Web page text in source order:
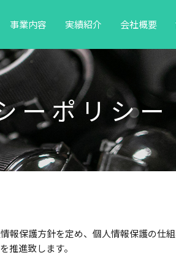
事業内容 実績紹介 会社概要
ーポリシー
報保護方針を定め、個人情報保護の仕
推進致します。